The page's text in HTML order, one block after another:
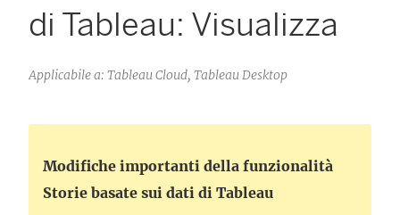
di Tableau: Visualizza
Applicabile a: Tableau Cloud, Tableau Desktop
Modifiche importanti della funzionalità
Storie basate sui dati di Tableau